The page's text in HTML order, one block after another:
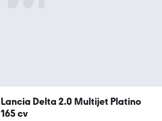
Lancia Delta 2.0 Multijet Platino
165 cv